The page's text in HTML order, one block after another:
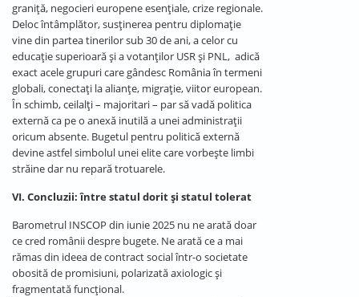
graniță, negocieri europene esențiale, crize regionale.
Deloc întâmplător, susținerea pentru diplomație
vine din partea tinerilor sub 30 de ani, a celor cu
educație superioară și a votanților USR și PNL, adică
exact acele grupuri care gândesc România în termeni
globali, conectați la alianțe, migrație, viitor european.
În schimb, ceilalți – majoritari – par să vadă politica
externă ca pe o anexă inutilă a unei administrații
oricum absente. Bugetul pentru politică externă
devine astfel simbolul unei elite care vorbește limbi
străine dar nu repară trotuarele.
VI. Concluzii: între statul dorit și statul tolerat
Barometrul INSCOP din iunie 2025 nu ne arată doar
ce cred românii despre bugete. Ne arată ce a mai
rămas din ideea de contract social într-o societate
obosită de promisiuni, polarizată axiologic și
fragmentată funcțional.